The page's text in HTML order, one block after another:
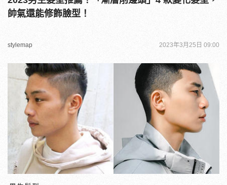
帥氣還能修飾臉型！
stylemap 2023年3月25日 09:00